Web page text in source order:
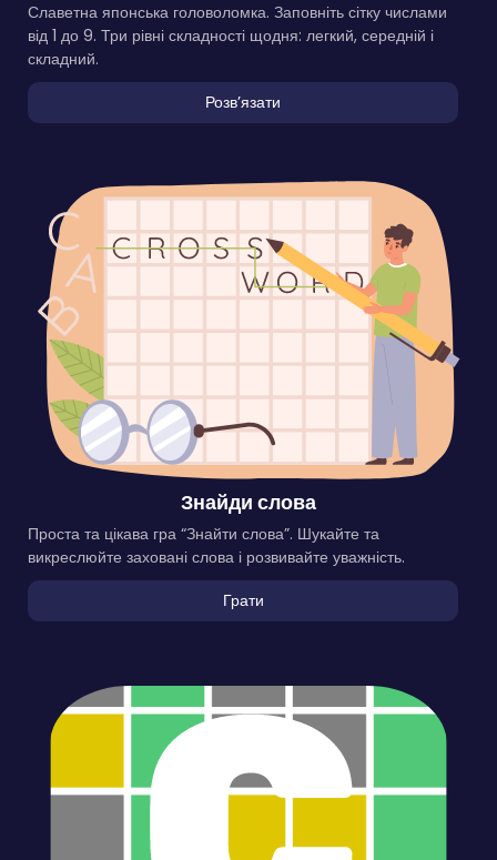
Славетна японська головоломка. Заповніть сітку числами
від 1 до 9. Три рівні складності щодня: легкий, середній і
складний.
Розвʼязати
Знайди слова
Проста та цікава гра “Знайти слова”. Шукайте та
викреслюйте заховані слова і розвивайте уважність.
Грати